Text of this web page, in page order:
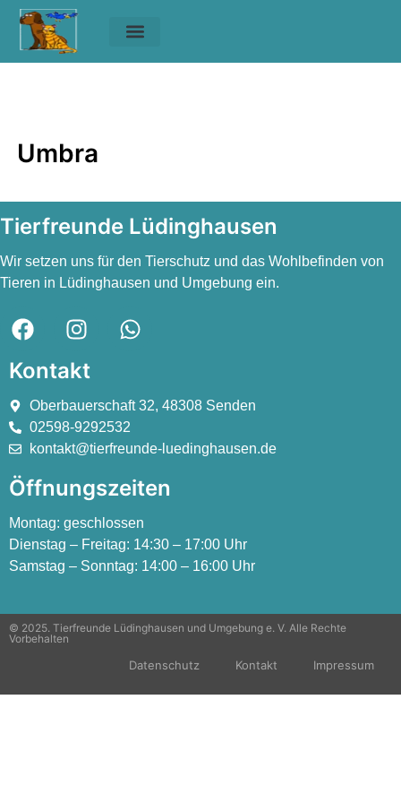
Umbra
Tierfreunde Lüdinghausen
Wir setzen uns für den Tierschutz und das Wohlbefinden von
Tieren in Lüdinghausen und Umgebung ein.
Kontakt
Oberbauerschaft 32, 48308 Senden
02598-9292532
kontakt@tierfreunde-luedinghausen.de
Öffnungszeiten
Montag: geschlossen
Dienstag – Freitag: 14:30 – 17:00 Uhr
Samstag – Sonntag: 14:00 – 16:00 Uhr
© 2025. Tierfreunde Lüdinghausen und Umgebung e. V. Alle Rechte
Vorbehalten
Datenschutz Kontakt Impressum